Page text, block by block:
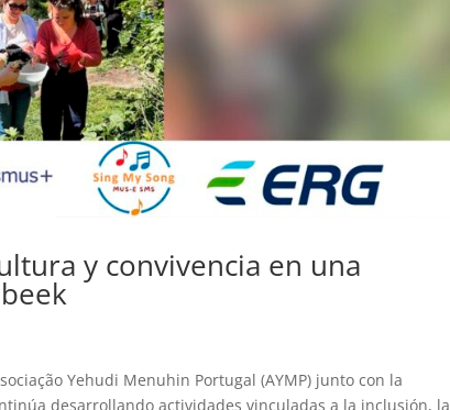
y convivencia en una
Yehudi Menuhin Portugal (AYMP) junto con la
desarrollando actividades vinculadas a la inclusión, la